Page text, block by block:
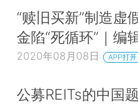
“赎旧买新”制造虚
金陷“死循环”｜编
2020年08月08日 APP打开
公募REITs的中国题